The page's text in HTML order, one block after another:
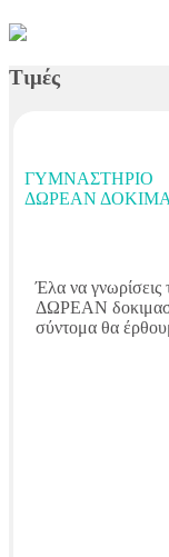
Τιμές
ΓΥΜΝΑΣΤΉΡΙΟ
ΔΩΡΕΆΝ
Έλα να γνωρίσεις
ΔΩΡΕΑΝ
σύντομα θα